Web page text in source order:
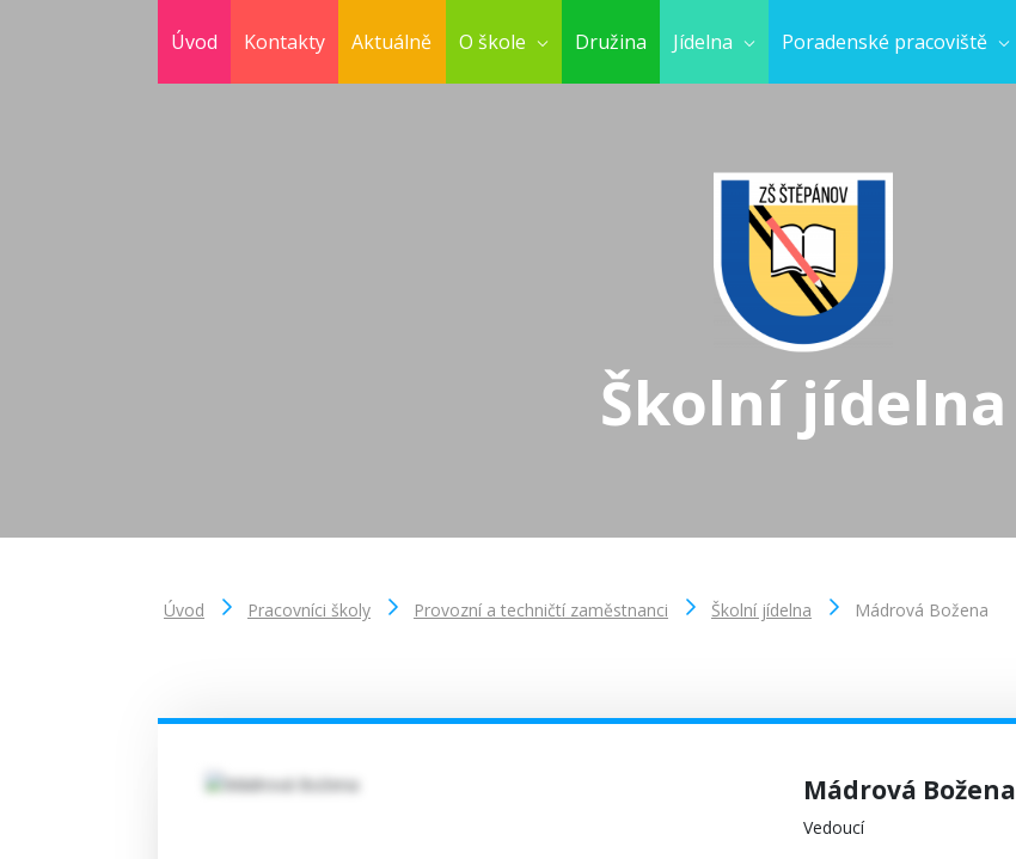
Úvod Kontakty Aktuálně O škole Družina Jídelna Poradenské pracoviště
Školní jídelna
Úvod Pracovníci školy Provozní a techničtí zaměstnanci Školní jídelna Mádrová Božena
Mádrová Božena
Vedoucí